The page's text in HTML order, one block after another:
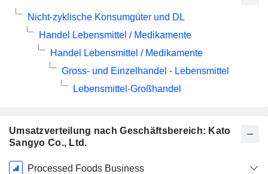
Umsatzverteilung nach Geschäftsbereich: Kato
Sangyo Co., Ltd.
Ende d.
Processed Foods Business
Nicht-zyklische Konsumgüter und DL
Handel Lebensmittel / Medikamente
Handel Lebensmittel / Medikamente
Gross- und Einzelhandel - Lebensmittel
Lebensmittel-Großhandel